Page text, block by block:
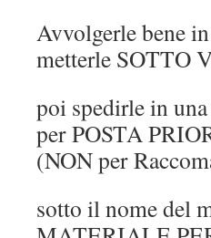
Avvolgerle bene
metterle SOTTO
poi spedirle in
per POSTA
(NON per
sotto il nome del